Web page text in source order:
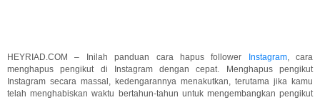
HEYRIAD.COM – Inilah panduan cara hapus follower Instagram, cara
menghapus pengikut di Instagram dengan cepat. Menghapus pengikut
Instagram secara massal, kedengarannya menakutkan, terutama jika kamu
telah menghabiskan waktu bertahun-tahun untuk mengembangkan pengikut